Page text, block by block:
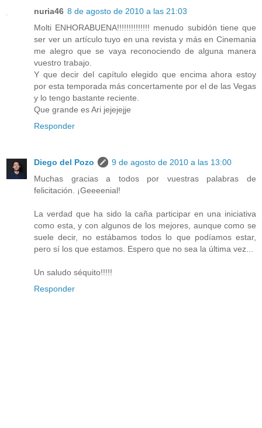
nuria46 8 de agosto de 2010 a las 21:03
Molti ENHORABUENA!!!!!!!!!!!!!! menudo subidón tiene que
ser ver un artículo tuyo en una revista y más en Cinemania
me alegro que se vaya reconociendo de alguna manera
vuestro trabajo.
Y que decir del capítulo elegido que encima ahora estoy
por esta temporada más concertamente por el de las Vegas
y lo tengo bastante reciente.
Que grande es Ari jejejejje
Responder
Diego del Pozo
9 de agosto de 2010 a las 13:00
Muchas gracias a todos por vuestras palabras de
felicitación. ¡Geeeenial!
La verdad que ha sido la caña participar en una iniciativa
como esta, y con algunos de los mejores, aunque como se
suele decir, no estábamos todos lo que podíamos estar,
pero sí los que estamos. Espero que no sea la última vez...
Un saludo séquito!!!!!
Responder